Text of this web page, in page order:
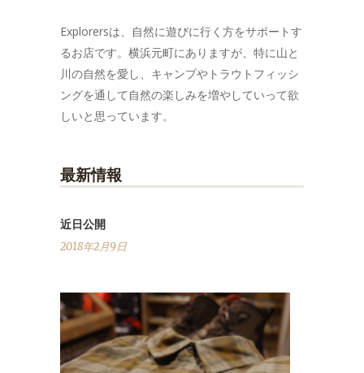
Explorersは、自然に遊びに行く方をサポートす
るお店です。横浜元町にありますが、特に山と
川の自然を愛し、キャンプやトラウトフィッシ
ングを通して自然の楽しみを増やしていって欲
しいと思っています。
最新情報
近日公開
2018年2月9日